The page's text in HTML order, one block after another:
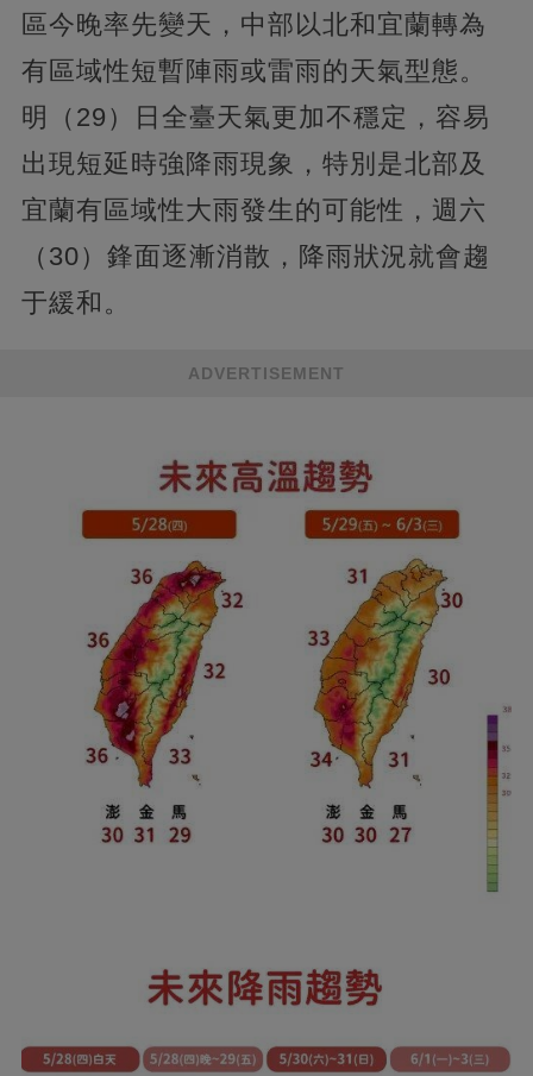
區今晚率先變天，中部以北和宜蘭轉為
有區域性短暫陣雨或雷雨的天氣型態。
明（29）日全臺天氣更加不穩定，容易
出現短延時強降雨現象，特別是北部及
宜蘭有區域性大雨發生的可能性，週六
（30）鋒面逐漸消散，降雨狀況就會趨
于緩和。
ADVERTISEMENT